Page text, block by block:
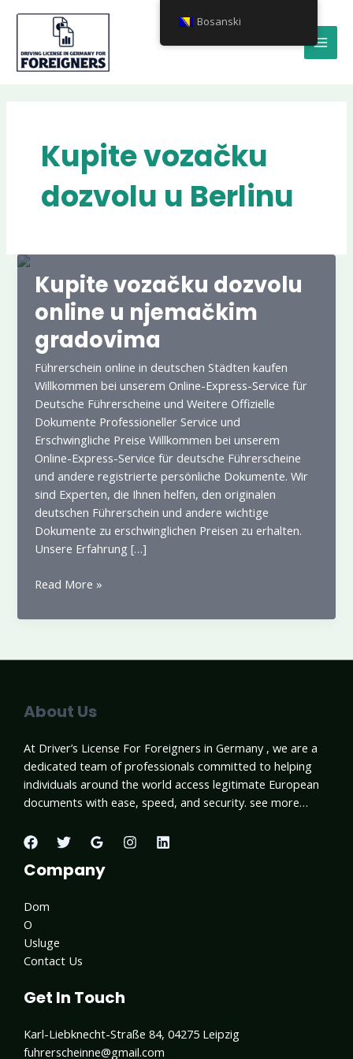
Kupite vozačku
dozvolu u Berlinu
Kupite vozačku dozvolu
online u njemačkim
gradovima
Führerschein online in deutschen Städten kaufen
Willkommen bei unserem Online-Express-Service für
Deutsche Führerscheine und Weitere Offizielle
Dokumente Professioneller Service und
Erschwingliche Preise Willkommen bei unserem
Online-Express-Service für deutsche Führerscheine
und andere registrierte persönliche Dokumente. Wir
sind Experten, die Ihnen helfen, den originalen
deutschen Führerschein und andere wichtige
Dokumente zu erschwinglichen Preisen zu erhalten.
Unsere Erfahrung […]
Kupite
dozvolu
Read More »
About Us
At Driver’s License For Foreigners in Germany , we are a
dedicated team of professionals committed to helping
individuals around the world access legitimate European
documents with ease, speed, and security. see more…
Company
Dom
O
Usluge
Contact Us
Get In Touch
Karl-Liebknecht-Straße 84, 04275 Leipzig
fuhrerscheinne@gmail.com
Bosanski